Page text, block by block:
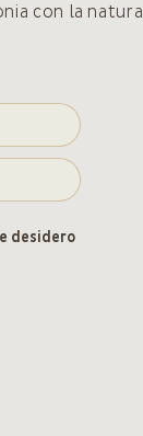
con la natura
e desidero